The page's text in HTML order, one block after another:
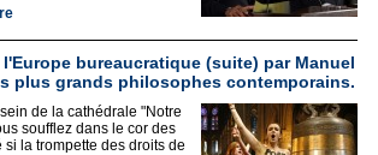
bureaucratique (suite) par Manuel
plus grands philosophes contemporains.
de la cathédrale "Notre
soufflez dans le cor des
la trompette des droits de